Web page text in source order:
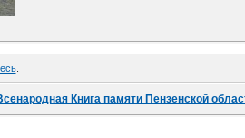
.
Книга памяти Пензенской